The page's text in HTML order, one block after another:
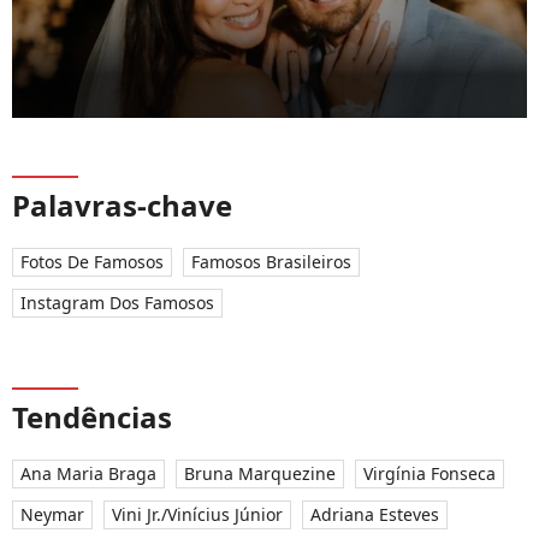
Palavras-chave
Fotos De Famosos
Famosos Brasileiros
Instagram Dos Famosos
Tendências
Ana Maria Braga Bruna Marquezine
Virgínia Fonseca
Neymar
Vini Jr./Vinícius Júnior Adriana Esteves